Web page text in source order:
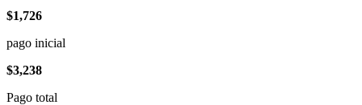
$1,726
pago inicial
$3,238
Pago total